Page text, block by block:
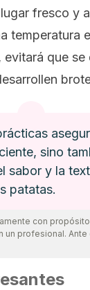
fresco y
temperatura
evitará que se
sino
sabor y la
patatas.
con
un profesional. Ante